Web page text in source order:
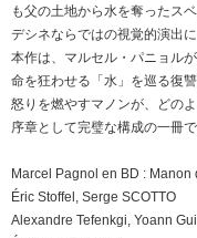
も父の土地から水を奪ったス
デシネならではの視覚的演出
本作は、マルセル・パニョル
命を狂わせる「水」を巡る復
怒りを燃やすマノンが、どの
序章として完璧な構成の一冊で
Marcel Pagnol en BD : Manon
Éric Stoffel, Serge SCOTTO
Alexandre Tefenkgi, Yoann